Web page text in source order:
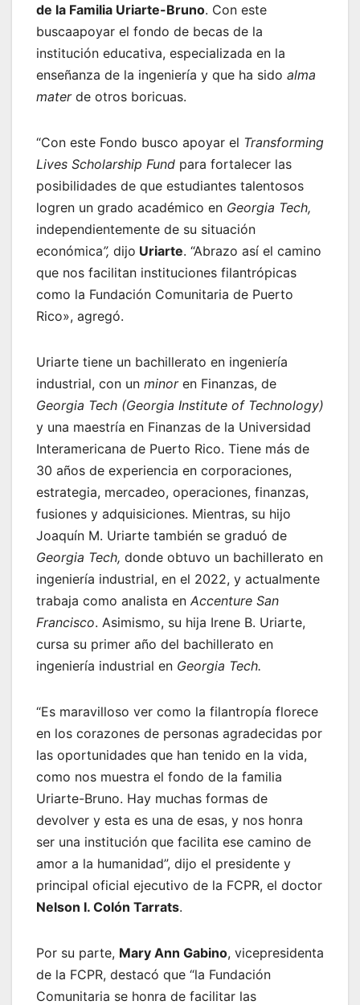
de la Familia Uriarte-Bruno. Con este
buscaapoyar el fondo de becas de la
institución educativa, especializada en la
enseñanza de la ingeniería y que ha sido alma
materde otros boricuas.
“Con este Fondo busco apoyar el Transforming
Lives Scholarship Fund para fortalecer las
posibilidades de que estudiantes talentosos
logren un grado académico en Georgia Tech,
independientemente de su situación
económica”, dijo Uriarte. “Abrazo así el camino
que nos facilitan instituciones filantrópicas
como la Fundación Comunitaria de Puerto
Rico», agregó.
Uriarte tiene un bachillerato en ingeniería
industrial, con un minoren Finanzas, de
Georgia Tech (Georgia Institute of Technology)
y una maestría en Finanzas de la Universidad
Interamericana de Puerto Rico. Tiene más de
30 años de experiencia en corporaciones,
estrategia, mercadeo, operaciones, finanzas,
fusiones y adquisiciones. Mientras, su hijo
Joaquín M. Uriarte también se graduó de
Georgia Tech, donde obtuvo un bachillerato en
ingeniería industrial, en el 2022, y actualmente
trabaja como analista en Accenture San
Francisco. Asimismo, su hija Irene B. Uriarte,
cursa su primer año del bachillerato en
ingeniería industrial en Georgia Tech.
“Es maravilloso ver como la filantropía florece
en los corazones de personas agradecidas por
las oportunidades que han tenido en la vida,
como nos muestra el fondo de la familia
Uriarte-Bruno. Hay muchas formas de
devolver y esta es una de esas, y nos honra
ser una institución que facilita ese camino de
amor a la humanidad”, dijo el presidente y
principal oficial ejecutivo de la FCPR, el doctor
Nelson I. Colón Tarrats.
Por su parte, Mary Ann Gabino, vicepresidenta
de la FCPR, destacó que “la Fundación
Comunitaria se honra de facilitar las